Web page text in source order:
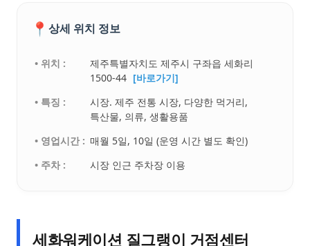
📍 상세 위치 정보
• 위치 :
제주특별자치도 제주시 구좌읍 세화리
1500-44 [바로가기]
• 특징 :
시장. 제주 전통 시장, 다양한 먹거리,
특산물, 의류, 생활용품
• 영업시간 : 매월 5일, 10일 (운영 시간 별도 확인)
• 주차 :
시장 인근 주차장 이용
세화워케이션 질그랭이 거점센터